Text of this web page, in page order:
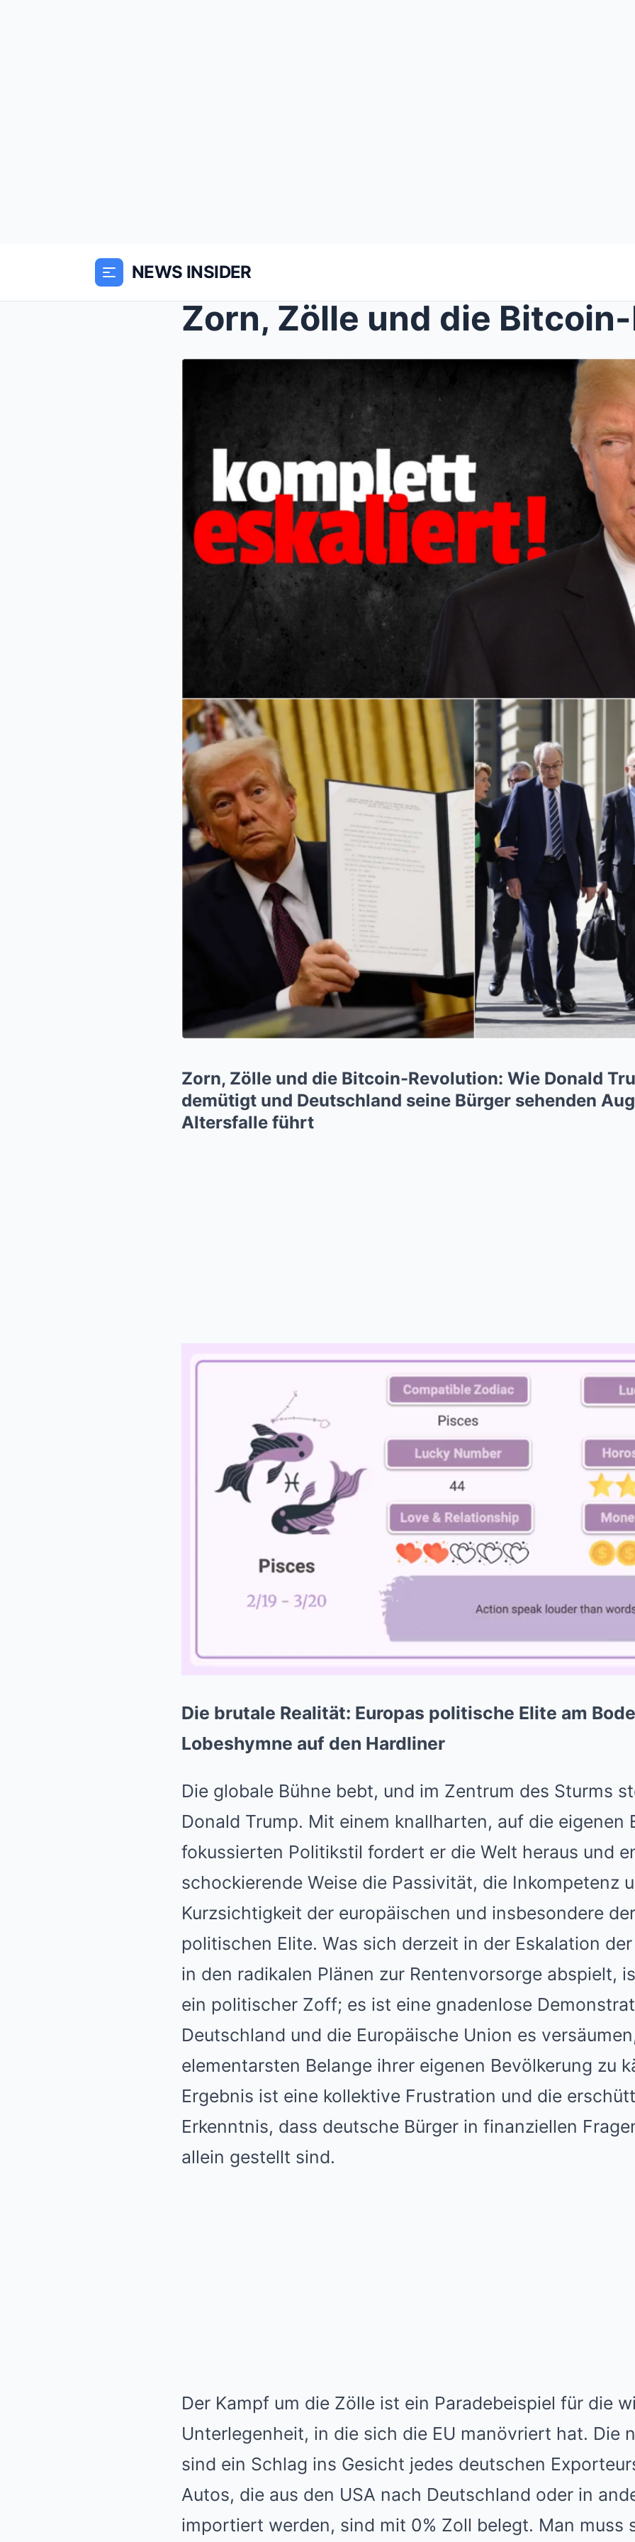
NEWS INSIDER
Zorn, Zölle und die Bitcoin-Revolution: Wie Donald
demütigt und Deutschland seine Bürger sehenden
Altersfalle führt
Die brutale Realität: Europas politische Elite am
Lobeshymne auf den Hardliner
Die globale Bühne bebt, und im Zentrum des Sturms
Donald Trump. Mit einem knallharten, auf die eigenen
fokussierten Politikstil fordert er die Welt heraus und
schockierende Weise die Passivität, die Inkompetenz
Kurzsichtigkeit der europäischen und insbesondere
politischen Elite. Was sich derzeit in der Eskalation
in den radikalen Plänen zur Rentenvorsorge abspielt,
ein politischer Zoff; es ist eine gnadenlose
Deutschland und die Europäische Union es
elementarsten Belange ihrer eigenen Bevölkerung zu
Ergebnis ist eine kollektive Frustration und die
Erkenntnis, dass deutsche Bürger in finanziellen
allein gestellt sind.
Der Kampf um die Zölle ist ein Paradebeispiel für die
Unterlegenheit, in die sich die EU manövriert hat. Die
sind ein Schlag ins Gesicht jedes deutschen
Autos, die aus den USA nach Deutschland oder in
importiert werden, sind mit 0% Zoll belegt. Man muss